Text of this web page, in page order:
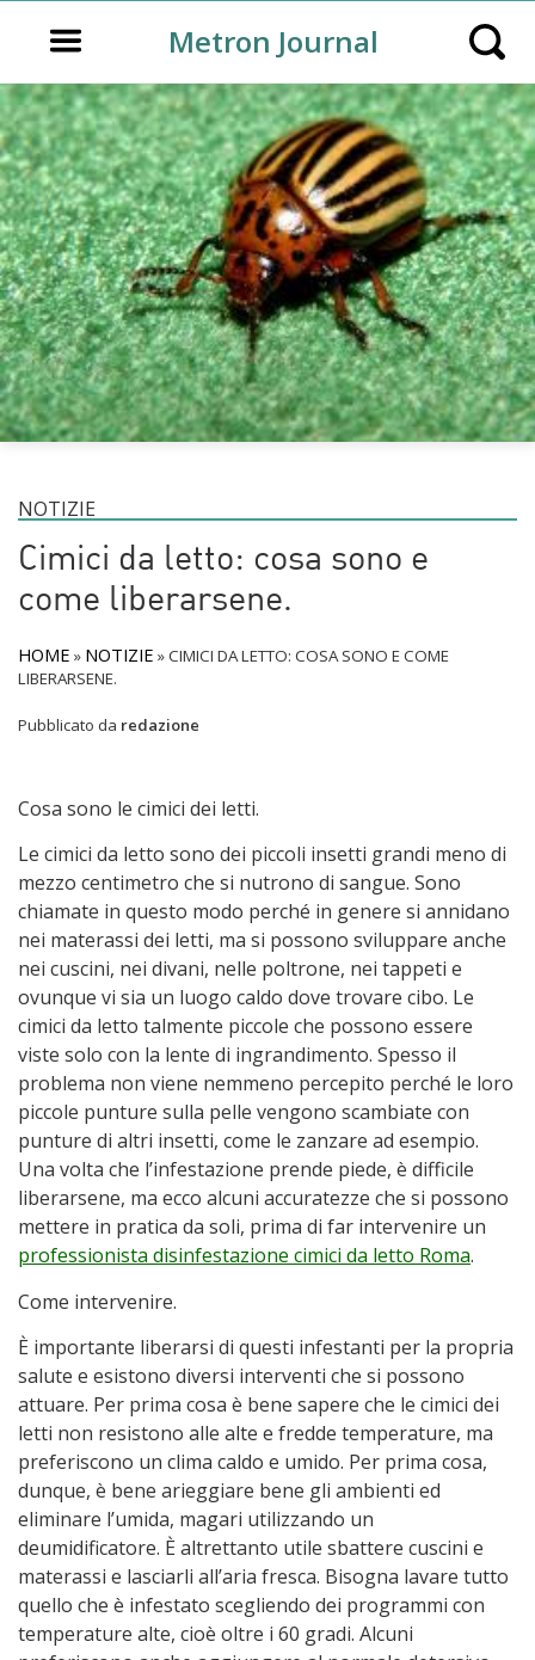
Open main menuMetron Journal Open
NOTIZIE
Cimici da letto: cosa sono e
come liberarsene.
HOME » NOTIZIE »CIMICI DA LETTO: COSA SONO E COME
LIBERARSENE.
Pubblicato da redazione
Cosa sono le cimici dei letti.
Le cimici da letto sono dei piccoli insetti grandi meno di
mezzo centimetro che si nutrono di sangue. Sono
chiamate in questo modo perché in genere si annidano
nei materassi dei letti, ma si possono sviluppare anche
nei cuscini, nei divani, nelle poltrone, nei tappeti e
ovunque vi sia un luogo caldo dove trovare cibo. Le
cimici da letto talmente piccole che possono essere
viste solo con la lente di ingrandimento. Spesso il
problema non viene nemmeno percepito perché le loro
piccole punture sulla pelle vengono scambiate con
punture di altri insetti, come le zanzare ad esempio.
Una volta che l’infestazione prende piede, è difficile
liberarsene, ma ecco alcuni accuratezze che si possono
mettere in pratica da soli, prima di far intervenire un
professionista disinfestazione cimici da letto Roma.
Come intervenire.
È importante liberarsi di questi infestanti per la propria
salute e esistono diversi interventi che si possono
attuare. Per prima cosa è bene sapere che le cimici dei
letti non resistono alle alte e fredde temperature, ma
preferiscono un clima caldo e umido. Per prima cosa,
dunque, è bene arieggiare bene gli ambienti ed
eliminare l’umida, magari utilizzando un
deumidificatore. È altrettanto utile sbattere cuscini e
materassi e lasciarli all’aria fresca. Bisogna lavare tutto
quello che è infestato scegliendo dei programmi con
temperature alte, cioè oltre i 60 gradi. Alcuni